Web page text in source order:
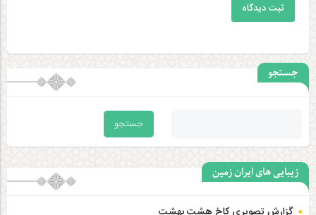
ثبت دیدگاه
جستجو
زیبایی های ایران زمین